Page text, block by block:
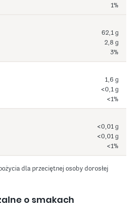
1%
62,1 g
2,8 g
3%
1,6 g
<0,1 g
<1%
<0,01 g
<0,01 g
<1%
dla przeciętnej osoby dorosłej
o smakach